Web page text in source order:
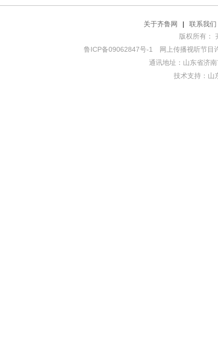
关于齐鲁网 |
联系我们
版权所有：
鲁ICP备09062847号-1
网上传播视听节目
通讯地址：山东省济
技术支持： 山